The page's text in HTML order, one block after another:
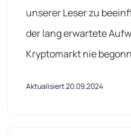
unserer Leser zu
der lang erwartete
Kryptomarkt nie
Aktualisiert 20.09.2024